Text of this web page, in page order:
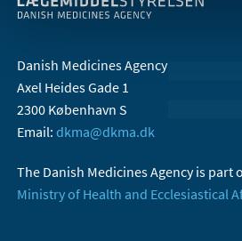
Danish Medicines Agency
Axel Heides Gade 1
2300 København S
Email: dkma@dkma.dk
The Danish Medicines Agency is part
Ministry of Health and Ecclesiastical